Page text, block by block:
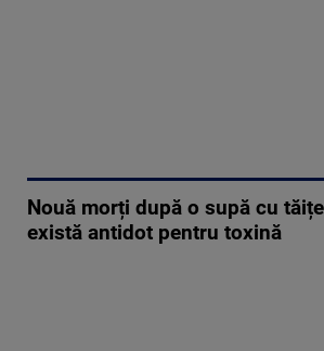
Nouă morți după o supă cu
există antidot pentru toxină